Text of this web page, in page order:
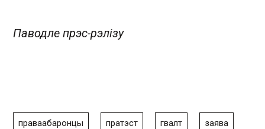
Паводле прэс-рэлізу
праваабаронцы пратэст гвалт заява